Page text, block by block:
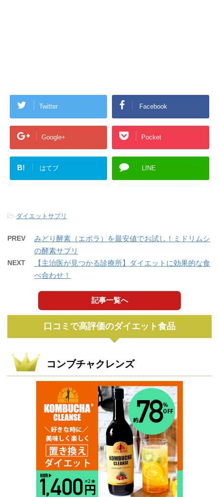
Twitter Facebook
Google+ Pocket
B! はてブ LINE
-ダイエットサプリ
PREV
みどり酵素（エポラ）を最安値でお試し！ミドリムシ
の酵素サプリ
NEXT
【主治医が見つかる診療所】ダイエットに効果的な食
べ合わせ！
記事一覧へ
口コミで高評価のダイエット食品
コンブチャクレンズ